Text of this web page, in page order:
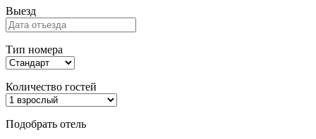
Выезд
Тип номера
Количество гостей
Подобрать отель